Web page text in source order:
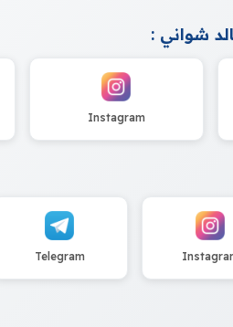
شواني :
Instagram
Telegram